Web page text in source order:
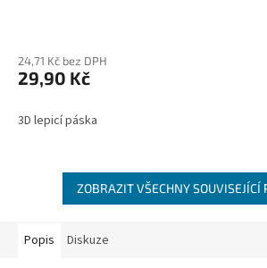
24,71 Kč bez DPH
29,90 Kč
3D lepicí páska
ZOBRAZIT VŠECHNY SOUVISEJÍCÍ
Popis Diskuze